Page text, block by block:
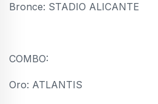
Bronce: STADIO ALICANTE
COMBO:
Oro: ATLANTIS